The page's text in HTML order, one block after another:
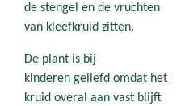
de stengel en de vruchten
van kleefkruid zitten.
De plant is bij
kinderen geliefd omdat het
kruid overal aan vast blijft